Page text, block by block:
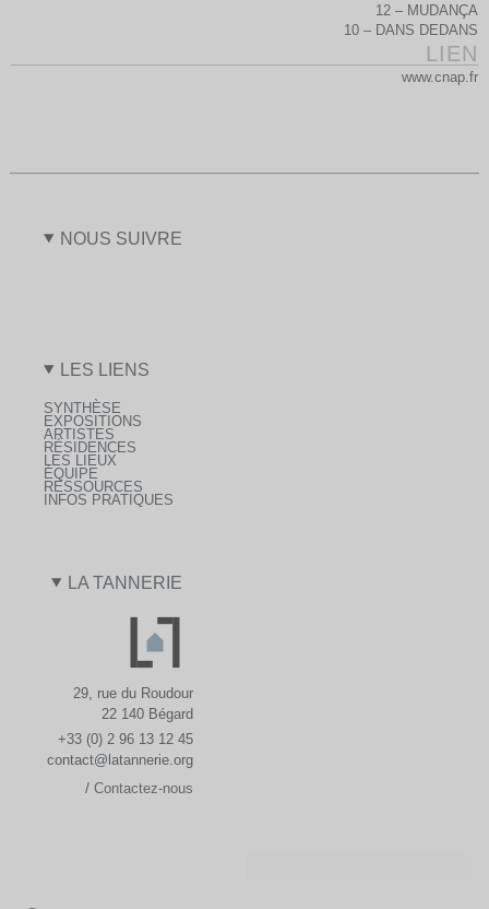
12 – MUDANÇA
10 – DANS DEDANS
LIEN
www.cnap.fr
NOUS SUIVRE
LES LIENS
SYNTHÈSE
EXPOSITIONS
ARTISTES
RÉSIDENCES
LES LIEUX
ÉQUIPE
RESSOURCES
INFOS PRATIQUES
LA TANNERIE
29, rue du Roudour
22 140 Bégard
+33 (0) 2 96 13 12 45
contact@latannerie.org
/Contactez-nous